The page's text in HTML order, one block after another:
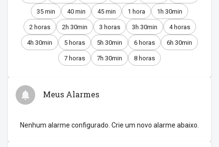
35 min 40 min 45 min 1 hora 1h 30min
2 horas 2h 30min 3 horas 3h 30min 4 horas
4h 30min 5 horas 5h 30min 6 horas 6h 30min
7 horas 7h 30min 8 horas
Meus Alarmes
Nenhum alarme configurado. Crie um novo alarme abaixo.